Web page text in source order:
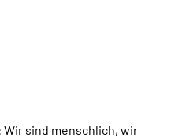
Wir sind menschlich, wir